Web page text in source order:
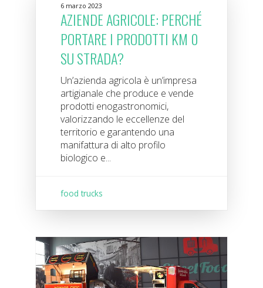
6 marzo 2023
AZIENDE AGRICOLE: PERCHÉ
PORTARE I PRODOTTI KM 0
SU STRADA?
Un’azienda agricola è un’impresa
artigianale che produce e vende
prodotti enogastronomici,
valorizzando le eccellenze del
territorio e garantendo una
manifattura di alto profilo
biologico e...
food trucks